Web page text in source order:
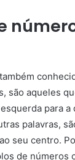
são aqueles
para
palavras,
seu centro.
de números